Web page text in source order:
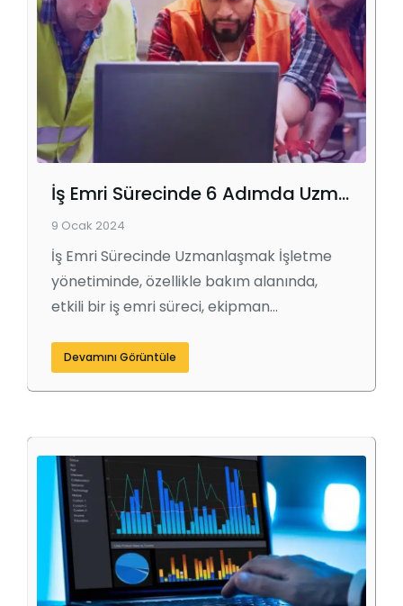
İş Emri Sürecinde 6 Adımda Uzmanlaşmak
9 Ocak 2024
İş Emri Sürecinde Uzmanlaşmak İşletme
yönetiminde, özellikle bakım alanında,
etkili bir iş emri süreci, ekipman…
Devamını Görüntüle